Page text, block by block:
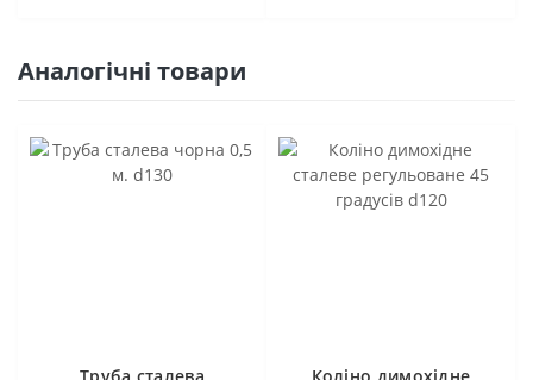
Аналогічні товари